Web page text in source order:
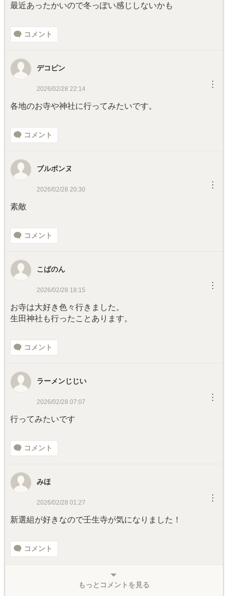
最近あったかいので冬っぽい感じしないかも
コメント
デコピン
2026/02/28 22:14 ︙
各地のお寺や神社に行ってみたいです。
コメント
ブルボンヌ
2026/02/28 20:30 ︙
素敵
コメント
こばのん
2026/02/28 18:15 ︙
お寺は大好き色々行きました。
生田神社も行ったことあります。
コメント
ラーメンじじい
2026/02/28 07:07 ︙
行ってみたいです
コメント
みほ
2026/02/28 01:27 ︙
新選組が好きなので壬生寺が気になりました！
コメント
もっとコメントを見る